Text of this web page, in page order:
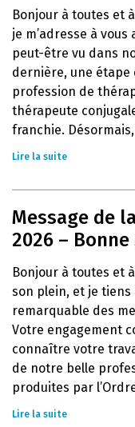
Bonjour à toutes et
je m’adresse à vous
peut-être vu dans
dernière, une étape
profession de
thérapeute
franchie. Désormais,
Lire la suite
Message de
2026 – Bonne
Bonjour à toutes et
son plein, et je
remarquable des
Votre engagement
connaître votre
de notre belle
produites par
Lire la suite